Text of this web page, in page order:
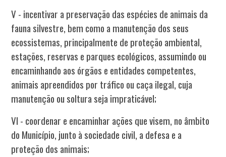
V - incentivar a preservação das espécies de animais da
fauna silvestre, bem como a manutenção dos seus
ecossistemas, principalmente de proteção ambiental,
estações, reservas e parques ecológicos, assumindo ou
encaminhando aos órgãos e entidades competentes,
animais apreendidos por tráfico ou caça ilegal, cuja
manutenção ou soltura seja impraticável;
VI - coordenar e encaminhar ações que visem, no âmbito
do Município, junto à sociedade civil, a defesa e a
proteção dos animais;